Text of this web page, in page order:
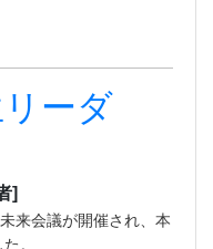
ーダ
]
来会議が開催され、本
。